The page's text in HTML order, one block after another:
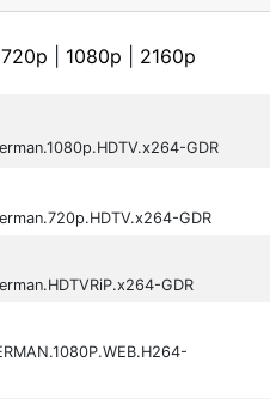
720p 1080p 2160p
GDR
GDR
GDR